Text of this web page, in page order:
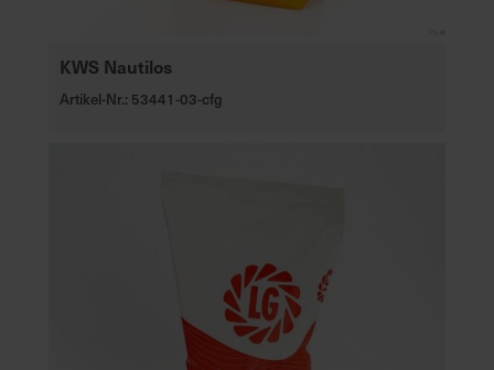
KWS Nautilos
Artikel-Nr.: 53441-03-cfg